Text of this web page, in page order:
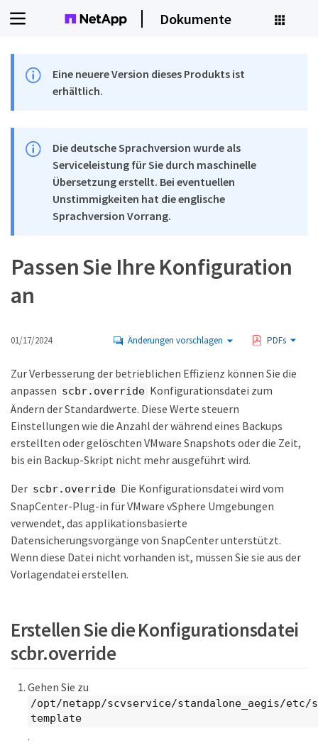
Dokumente
Eine neuere Version dieses Produkts ist
erhältlich.
Die deutsche Sprachversion wurde als
Serviceleistung für Sie durch maschinelle
Übersetzung erstellt. Bei eventuellen
Unstimmigkeiten hat die englische
Sprachversion Vorrang.
Passen Sie Ihre Konfiguration
an
01/17/2024 Änderungen vorschlagen PDFs
Zur Verbesserung der betrieblichen Effizienz können Sie die
anpassen scbr.override Konfigurationsdatei zum
Ändern der Standardwerte. Diese Werte steuern
Einstellungen wie die Anzahl der während eines Backups
erstellten oder gelöschten VMware Snapshots oder die Zeit,
bis ein Backup-Skript nicht mehr ausgeführt wird.
Der scbr.override Die Konfigurationsdatei wird vom
SnapCenter-Plug-in für VMware vSphere Umgebungen
verwendet, das applikationsbasierte
Datensicherungsvorgänge von SnapCenter unterstützt.
Wenn diese Datei nicht vorhanden ist, müssen Sie sie aus der
Vorlagendatei erstellen.
Erstellen Sie die Konfigurationsdatei
scbr.override
Gehen Sie zu
/opt/netapp/scvservice/standalone_aegis/
template
.